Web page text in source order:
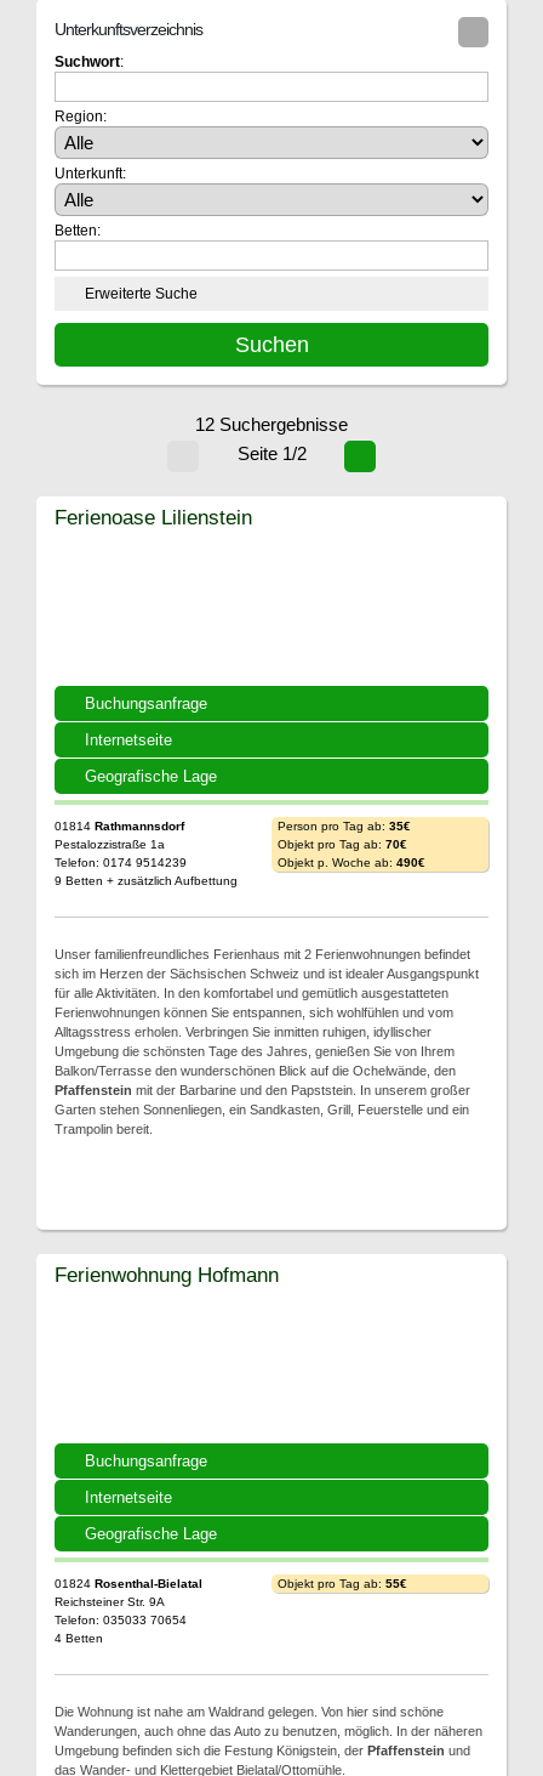
Unterkunftsverzeichnis
Suchwort:
Region:
Unterkunft:
Betten:
Erweiterte Suche
12 Suchergebnisse
Seite 1/2
Buchungsanfrage
Internetseite
Geografische Lage
Ferienoase Lilienstein
01814 Rathmannsdorf
Pestalozzistraße 1a
Telefon: 0174 9514239
9 Betten + zusätzlich Aufbettung
Person pro Tag ab: 35€
Objekt pro Tag ab: 70€
Objekt p. Woche ab: 490€
Unser familienfreundliches Ferienhaus mit 2 Ferienwohnungen befindet
sich im Herzen der Sächsischen Schweiz und ist idealer Ausgangspunkt
für alle Aktivitäten. In den komfortabel und gemütlich ausgestatteten
Ferienwohnungen können Sie entspannen, sich wohlfühlen und vom
Alltagsstress erholen. Verbringen Sie inmitten ruhigen, idyllischer
Umgebung die schönsten Tage des Jahres, genießen Sie von Ihrem
Balkon/Terrasse den wunderschönen Blick auf die Ochelwände, den
Pfaffenstein mit der Barbarine und den Papststein. In unserem großer
Garten stehen Sonnenliegen, ein Sandkasten, Grill, Feuerstelle und ein
Trampolin bereit.
Buchungsanfrage
Internetseite
Geografische Lage
Ferienwohnung Hofmann
01824 Rosenthal-Bielatal
Reichsteiner Str. 9A
Telefon: 035033 70654
4 Betten
Objekt pro Tag ab: 55€
Die Wohnung ist nahe am Waldrand gelegen. Von hier sind schöne
Wanderungen, auch ohne das Auto zu benutzen, möglich. In der näheren
Umgebung befinden sich die Festung Königstein, der Pfaffenstein und
das Wander- und Klettergebiet Bielatal/Ottomühle.